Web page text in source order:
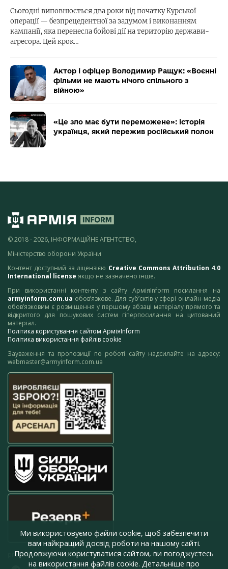
Сьогодні виповнюється два роки від початку Курської
операції — безпрецедентної за задумом і виконанням
кампанії, яка перенесла бойові дії на територію держави-
агресора. Цей крок…
Актор і офіцер Володимир Ращук: «Воєнні
фільми не мають нічого спільного з
війною»
«Це зло має бути переможене»: історія
українця, який пережив російський полон
© 2018 - 2026, ІНФОРМАЦІЙНЕ АГЕНТСТВО,
Міністерство оборони України
Контент доступний за ліцензією Creative Commons Attribution 4.0
International license якщо не зазначено інше.
При використанні контенту з сайту АрміяInform посилання на
armyinform.com.ua обов’язкове. Для суб’єктів у сфері онлайн-медіа
обов’язковим є розміщення у першому абзаці матеріалу прямого та
відкритого для пошукових систем гіперпосилання на цитований
матеріал.
Політика користування сайтом АрміяInform
Політика використання файлів cookie
Зауваження та пропозиції по роботі сайту надсилайте на адресу:
webmaster@armyinform.com.ua
press@armyinform.com.ua
Ми використовуємо файли cookie, щоб забезпечити
вам найкращий досвід роботи на нашому сайті.
Продовжуючи користуватися сайтом, ви погоджуєтесь
на використання файлів cookie. Детальніше про